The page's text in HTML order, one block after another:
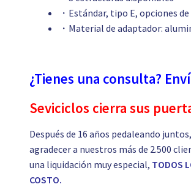
・Estándar, tipo E, opciones de
・Material de adaptador:
¿Tienes una consulta?
Seviciclos cierra sus
Después de 16 años pedaleando
agradecer a nuestros más de 2.500
una liquidación muy especial, TODOS
COSTO.